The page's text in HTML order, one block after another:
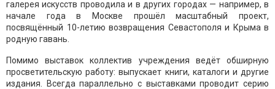
галерея искусств проводила и в других городах — например, в
начале года в Москве прошёл масштабный проект,
посвящённый 10-летию возвращения Севастополя и Крыма в
родную гавань.
Помимо выставок коллектив учреждения ведёт обширную
просветительскую работу: выпускает книги, каталоги и другие
издания. Всегда параллельно с выставками проводит серию